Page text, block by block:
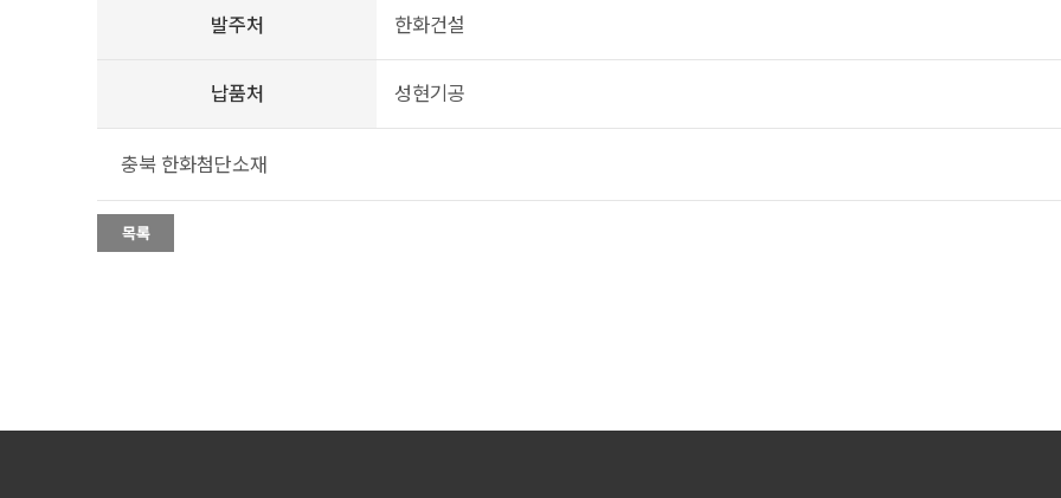
발주처 한화건설
납품처 성현기공
충북 한화첨단소재